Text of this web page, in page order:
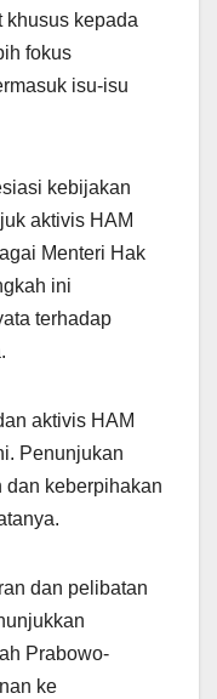
khusus kepada
fokus
isu-isu
kebijakan
aktivis HAM
Menteri Hak
ini
terhadap
aktivis HAM
Penunjukan
dan keberpihakan
dan pelibatan
Prabowo-
ke